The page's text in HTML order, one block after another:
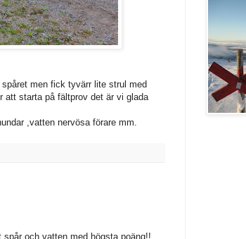
men fick tyvärr lite strul med
att starta på fältprov det är vi glada
,vatten nervösa förare mm.
och vatten med högsta poäng!!